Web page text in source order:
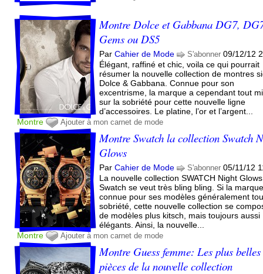
Montre Dolce et Gabbana DG7,
Gems ou DS5
ParCahier de Mode S'abonner 09/12/12
Élégant, raffiné et chic, voila ce qui pourrait
résumer la nouvelle collection de montres
Dolce & Gabbana. Connue pour son
excentrisme, la marque a cependant tout
sur la sobriété pour cette nouvelle ligne
d’accessoires. Le platine, l’or et l’argent...
Montre
Ajouter à mon carnet de mode
Montre Swatch la collection Swatch
Glows
ParCahier de Mode S'abonner 05/11/12
La nouvelle collection SWATCH Night
Swatch se veut très bling bling. Si la
connue pour ses modèles généralement
sobriété, cette nouvelle collection se
de modèles plus kitsch, mais toujours aussi
élégants. Ainsi, la nouvelle...
Montre
Ajouter à mon carnet de mode
Montre Guess femme: Les plus belles
pièces de la nouvelle collection